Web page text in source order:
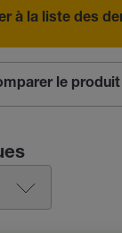
à la liste des
le produit